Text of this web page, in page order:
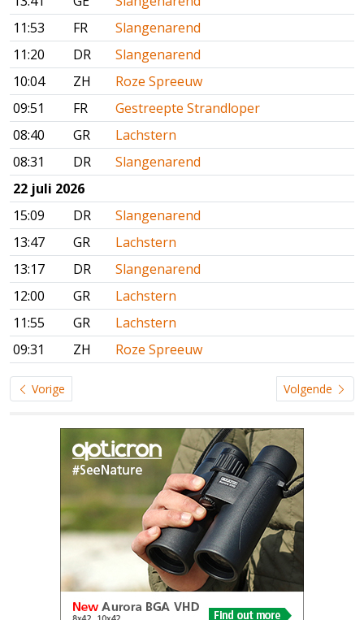
11:53
FR
Slangenarend
11:20
DR
Slangenarend
10:04
ZH
Roze Spreeuw
09:51
FR
Gestreepte Strandloper
08:40
GR
Lachstern
08:31
DR
Slangenarend
22 juli 2026
15:09
DR
Slangenarend
13:47
GR
Lachstern
13:17
DR
Slangenarend
12:00
GR
Lachstern
11:55
GR
Lachstern
09:31
ZH Roze Spreeuw
Vorige Volgende